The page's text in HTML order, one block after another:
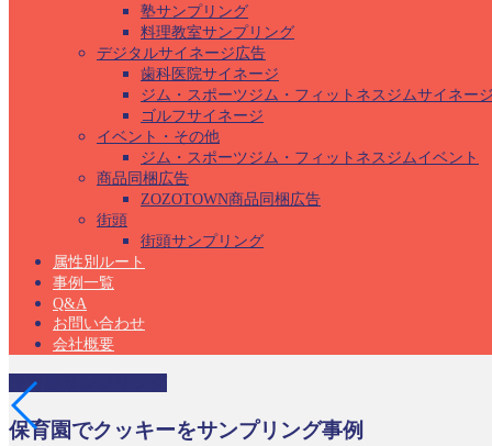
塾サンプリング
料理教室サンプリング
デジタルサイネージ広告
歯科医院サイネージ
ジム・スポーツジム・フィットネスジムサイネー
ゴルフサイネージ
イベント・その他
ジム・スポーツジム・フィットネスジムイベント
商品同梱広告
ZOZOTOWN商品同梱広告
街頭
街頭サンプリング
属性別ルート
事例一覧
Q&A
お問い合わせ
会社概要
保育園サンプリング
保育園でクッキーをサンプリング事例